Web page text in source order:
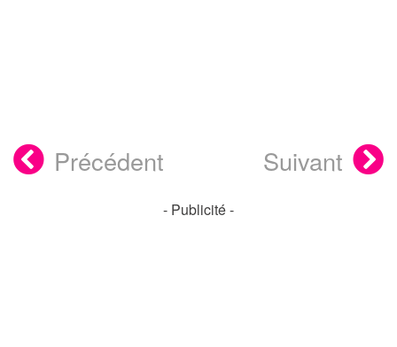
Précédent Suivant
- Publicité -